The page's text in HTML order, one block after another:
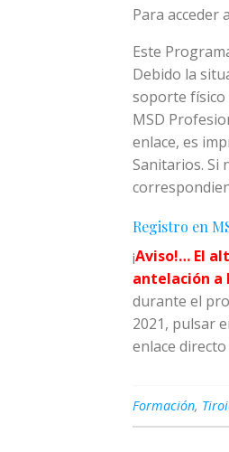
Para acceder
Este
Debido la
soporte físico
MSD
enlace, es
Sanitarios. Si
Registro en
¡Aviso!… El
antelación a
durante el
2021, pulsar
enlace
Formación,